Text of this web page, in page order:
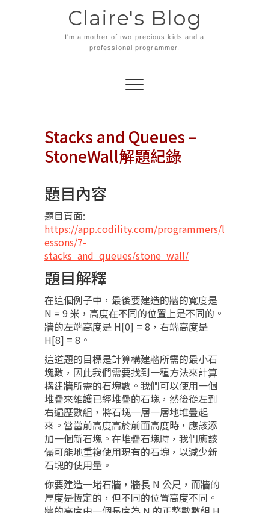
Claire's Blog
I'm a mother of two precious kids and a
professional programmer.
Stacks and Queues –
StoneWall解題紀錄
題目內容
題目頁面:
https://app.codility.com/programmers/l
essons/7-
stacks_and_queues/stone_wall/
題目解釋
在這個例子中，最後要建造的牆的寬度是
N = 9 米，高度在不同的位置上是不同的。
牆的左端高度是 H[0] = 8，右端高度是
H[8] = 8。
這道題的目標是計算構建牆所需的最小石
塊數，因此我們需要找到一種方法來計算
構建牆所需的石塊數。我們可以使用一個
堆疊來維護已經堆疊的石塊，然後從左到
右遍歷數組，將石塊一層一層地堆疊起
來。當當前高度高於前面高度時，應該添
加一個新石塊。在堆疊石塊時，我們應該
儘可能地重複使用現有的石塊，以減少新
石塊的使用量。
你要建造一堵石牆，牆長 N 公尺，而牆的
厚度是恆定的，但不同的位置高度不同。